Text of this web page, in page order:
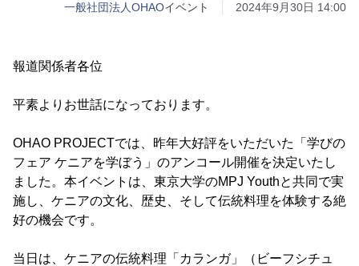
一般社団法人OHAOイベント 2024年9月30日 14:00
報道関係者各位
平素よりお世話になっております。
OHAO PROJECTでは、昨年大好評をいただいた「学びの
フェア ケニアを学ぼう」のアンコール開催を決定いたし
ました。本イベントは、東京大学のMPJ Youthと共同で実
施し、ケニアの文化、歴史、そして伝統料理を体験する絶
好の機会です。
当日は、ケニアの伝統料理「カランガ」（ビーフシチュ